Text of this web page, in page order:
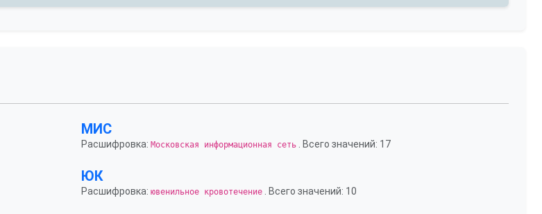
МИС
Расшифровка: Московская информационная сеть . Всего значений: 17
ЮК
Расшифровка: ювенильное кровотечение . Всего значений: 10